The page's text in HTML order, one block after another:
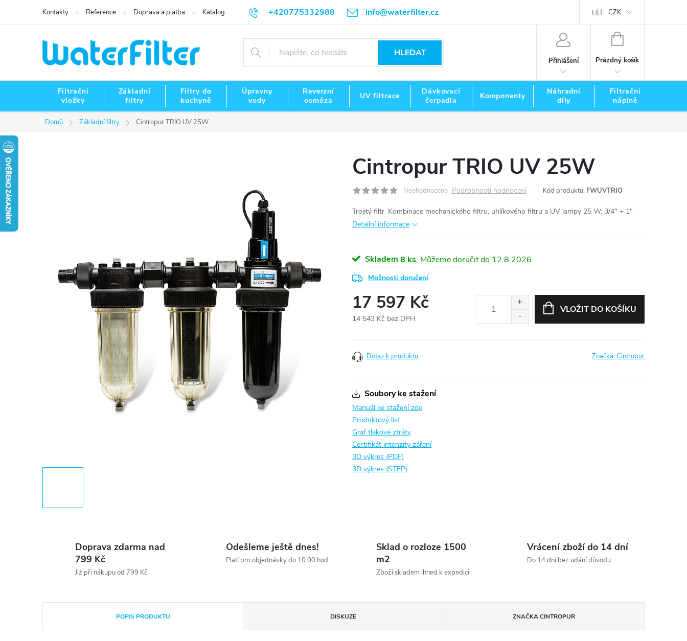
+420775332988 info@waterfilter.cz
Kontakty Reference Doprava a platba Katalog CZK
HLEDAT
Přihlášení
NÁKUPNÍ
Prázdný košík
Filtrační
vložky
Základní
filtry
Filtry do
kuchyně
Úpravny
vody
Reverzní
osmóza
UV filtrace
Dávkovací
čerpadla
Komponenty
Náhradní
díly
Filtrační
náplně
Domů Základní filtry Cintropur TRIO UV 25W
Cintropur TRIO UV 25W
Neohodnoceno Podrobnosti hodnocení Kód produktu: FWUVTRIO
Trojitý filtr. Kombinace mechanického filtru, uhlíkového filtru a UV lampy 25 W, 3/4" + 1"
Detailní informace
Skladem 8 ks 12.8.2026
Možnosti doručení
17 597 Kč
14 543 Kč bez DPH
cena:
VLOŽIT DO KOŠÍKU
Dotaz k produktu Značka:Cintropur
Soubory ke stažení
Manuál ke stažení zde
Produktový list
Graf tlakové ztráty
Certifikát intenzity záření
3D výkres (PDF)
3D výkres (STEP)
Doprava zdarma nad
799 Kč
Již při nákupu od 799 Kč
Odešleme ještě dnes!
Platí pro objednávky do 10:00 hod.
Sklad o rozloze 1500
m2
Zboží skladem ihned k expedici
Vrácení zboží do 14 dní
Do 14 dní bez udání důvodu
POPIS PRODUKTU DISKUZE ZNAČKACINTROPUR